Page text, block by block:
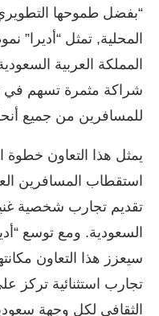
“بفضل طموحها التطويري
المحلية, تمثل “أديرا”
المملكة العربية
شراكة مثمرة تسهم في
للمسافرين من جميع
يمثل هذا التعاون خطوة
استقطاب المسافرين
تقديم تجارب شخصية
السعودية. ومع توسع
سيعزز هذا التعاون
تجارب استثنائية تركز
الثقافي لكل وجهة